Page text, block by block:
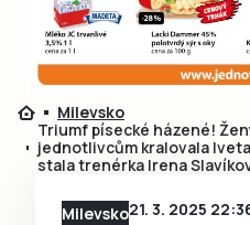
Přihlásit se
Ještě nemám
Milevsko
Triumf písecké házené!
jednotlivcům kralovala
stala trenérka Irena
Milevsko21. 3. 2025